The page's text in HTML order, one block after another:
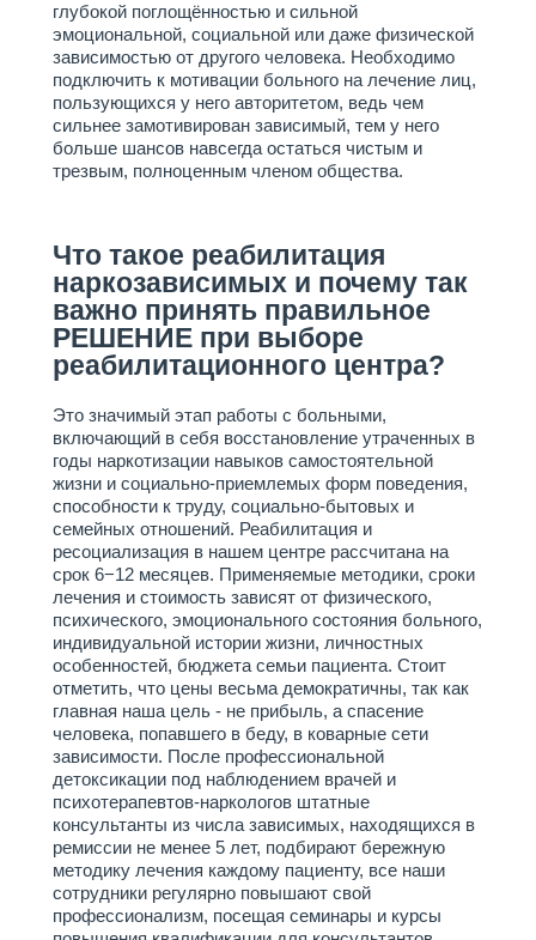
Стоимость
Важно знать
Отзывы
глубокой поглощённостью и сильной
эмоциональной, социальной или даже физической
зависимостью от другого человека. Необходимо
подключить к мотивации больного на лечение лиц,
пользующихся у него авторитетом, ведь чем
сильнее замотивирован зависимый, тем у него
больше шансов навсегда остаться чистым и
трезвым, полноценным членом общества.
Что такое реабилитация
наркозависимых и почему так
важно принять правильное
РЕШЕНИЕ при выборе
реабилитационного центра?
Это значимый этап работы с больными,
включающий в себя восстановление утраченных в
годы наркотизации навыков самостоятельной
жизни и социально-приемлемых форм поведения,
способности к труду, социально-бытовых и
семейных отношений. Реабилитация и
ресоциализация в нашем центре рассчитана на
срок 6−12 месяцев. Применяемые методики, сроки
лечения и стоимость зависят от физического,
психического, эмоционального состояния больного,
индивидуальной истории жизни, личностных
особенностей, бюджета семьи пациента. Стоит
отметить, что цены весьма демократичны, так как
главная наша цель - не прибыль, а спасение
человека, попавшего в беду, в коварные сети
зависимости. После профессиональной
детоксикации под наблюдением врачей и
психотерапевтов-наркологов штатные
консультанты из числа зависимых, находящихся в
ремиссии не менее 5 лет, подбирают бережную
методику лечения каждому пациенту, все наши
сотрудники регулярно повышают свой
профессионализм, посещая семинары и курсы